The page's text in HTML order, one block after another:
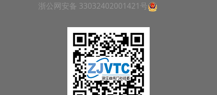
浙公网安备 33032402001421号